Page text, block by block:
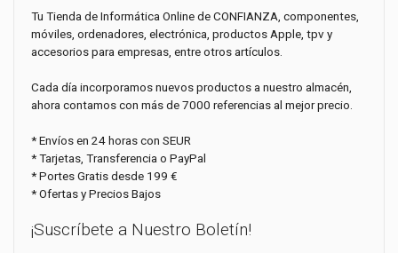
Tu Tienda de Informática Online de CONFIANZA, componentes,
móviles, ordenadores, electrónica, productos Apple, tpv y
accesorios para empresas, entre otros artículos.
Cada día incorporamos nuevos productos a nuestro almacén,
ahora contamos con más de 7000 referencias al mejor precio.
* Envíos en 24 horas con SEUR
* Tarjetas, Transferencia o PayPal
* Portes Gratis desde 199 €
* Ofertas y Precios Bajos
¡Suscríbete a Nuestro Boletín!